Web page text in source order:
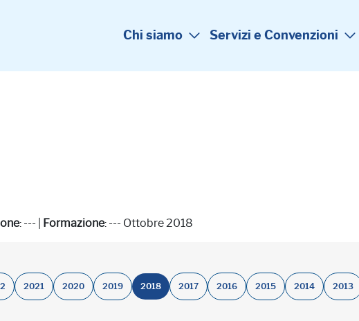
Chi siamo Servizi e Convenzioni
: --- | Formazione: --- Ottobre 2018
2021 2020 2019 2018 2017 2016 2015 2014 2013